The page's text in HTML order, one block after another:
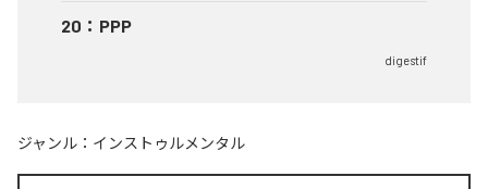
20 ： PPP
digestif
ジャンル： インストゥルメンタル